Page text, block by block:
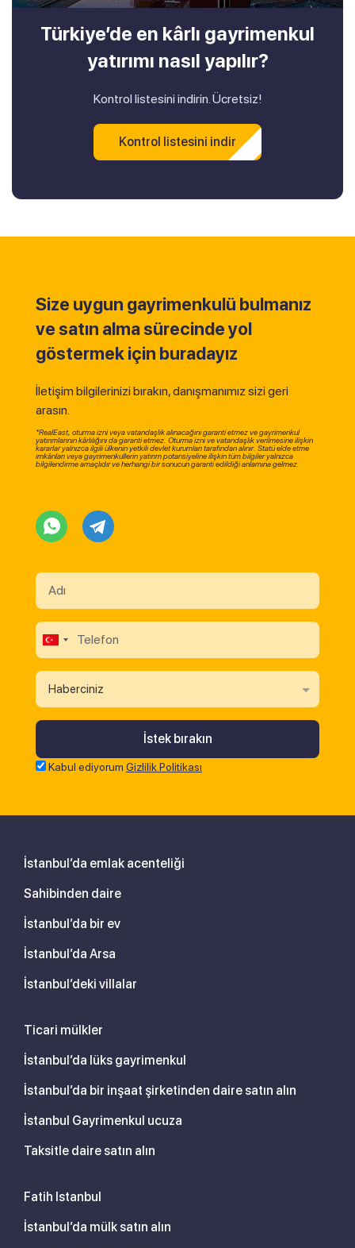
Türkiye’de en kârlı gayrimenkul
yatırımı nasıl yapılır?
Kontrol listesini indirin. Ücretsiz!
Kontrol listesini indir
Size uygun gayrimenkulü bulmanız
ve satın alma sürecinde yol
göstermek için buradayız
İletişim bilgilerinizi bırakın, danışmanımız sizi geri
arasın.
*RealEast, oturma izni veya vatandaşlık alınacağını garanti etmez ve gayrimenkul
yatırımlarının kârlılığını da garanti etmez. Oturma izni ve vatandaşlık verilmesine ilişkin
kararlar yalnızca ilgili ülkenin yetkili devlet kurumları tarafından alınır. Statü elde etme
imkânları veya gayrimenkullerin yatırım potansiyeline ilişkin tüm bilgiler yalnızca
bilgilendirme amaçlıdır ve herhangi bir sonucun garanti edildiği anlamına gelmez.
Haberciniz
Kabul ediyorum Gizlilik Politikası
İstanbul’da emlak acenteliği
Sahibinden daire
İstanbul’da bir ev
İstanbul’da Arsa
İstanbul’deki villalar
Ticari mülkler
İstanbul’da lüks gayrimenkul
İstanbul’da bir inşaat şirketinden daire satın alın
İstanbul Gayrimenkul ucuza
Taksitle daire satın alın
Fatih Istanbul
İstanbul’da mülk satın alın